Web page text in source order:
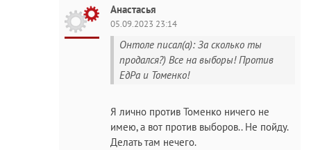
Анастасья
05.09.2023 23:14
Онтоле писал(а): За сколько ты
продался?) Все на выборы! Против
ЕдРа и Томенко!
Я лично против Томенко ничего не
имею, а вот против выборов.. Не пойду.
Делать там нечего.